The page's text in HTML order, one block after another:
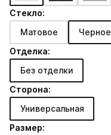
Стекло:
Матовое
Черное
Отделка:
Без отделки
Сторона:
Универсальная
Размер: